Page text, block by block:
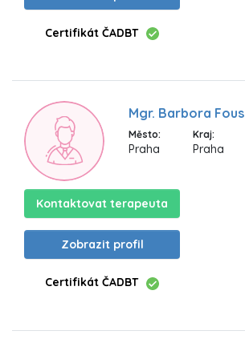
Certifikát ČADBT
Mgr. Barbora Fous
Město:
Praha
Kraj:
Praha
Kontaktovat terapeuta
Zobrazit profil
Certifikát ČADBT